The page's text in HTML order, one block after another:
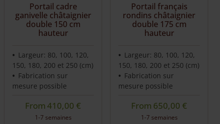
Portail cadre
ganivelle châtaignier
double 150 cm
hauteur
Largeur: 80, 100, 120,
150, 180, 200 et 250 (cm)
Fabrication sur
mesure possible
From410,00€
1-7 semaines
Portail français
rondins châtaignier
double 175 cm
hauteur
Largeur: 80, 100, 120,
150, 180, 200 et 250 (cm)
Fabrication sur
mesure possible
From 650,00€
1-7 semaines